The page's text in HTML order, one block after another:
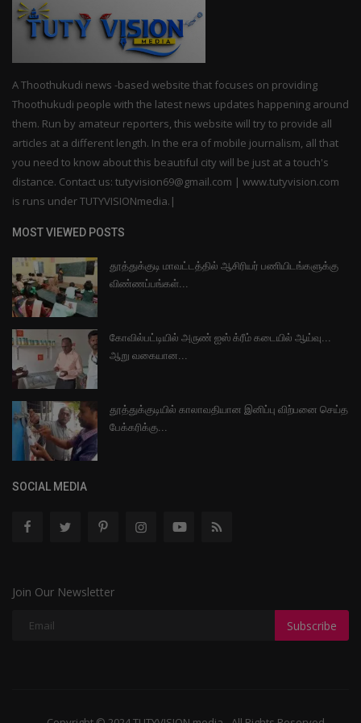
A Thoothukudi news -based website that focuses on providing
Thoothukudi people with the latest news updates happening around
them. Run by amateur reporters, this website will try to provide all
articles at a different length. In the era of mobile journalism, all that
you need to know about this beautiful city will be just at a touch's
distance. Contact us: tutyvision69@gmail.com | www.tutyvision.com
is runs under TUTYVISIONmedia.|
MOST VIEWED POSTS
தூத்துக்குடி மாவட்டத்தில் ஆசிரியர் பணியிடங்களுக்கு
விண்ணப்பங்கள்...
கோவில்பட்டியில் அருண் ஐஸ் க்ரீம் கடையில் ஆய்வு...
ஆறு வகையான...
தூத்துக்குடியில் காலாவதியான இனிப்பு விற்பனை செய்த
பேக்கரிக்கு...
SOCIAL MEDIA
Join Our Newsletter
Subscribe